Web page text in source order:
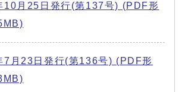
10月25日発行(第137号) (PDF形
7月23日発行(第136号) (PDF形